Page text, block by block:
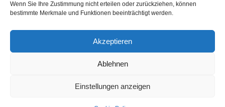
Wenn Sie Ihre Zustimmung nicht erteilen oder zurückziehen, können
bestimmte Merkmale und Funktionen beeinträchtigt werden.
Akzeptieren
Ablehnen
Einstellungen anzeigen
Impressum Datenschutz